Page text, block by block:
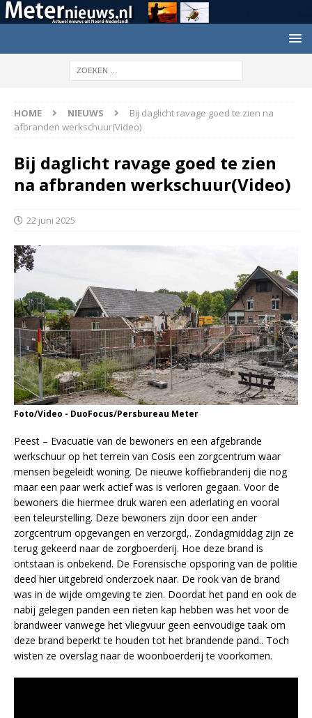
HOME NIEUWS
Bij daglicht ravage goed te zien na
afbranden werkschuur(Video)
Bij daglicht ravage goed te zien
na afbranden werkschuur(Video)
22 juni 2025
Foto/Video - DuoFocus/Persbureau Meter
Peest – Evacuatie van de bewoners en een afgebrande
werkschuur op het terrein van Cosis een zorgcentrum waar
mensen begeleidt woning. De nieuwe koffiebranderij die nog
maar een paar werk actief was is verloren gegaan. Voor de
bewoners die hiermee druk waren een aderlating en vooral
een teleurstelling. Deze bewoners zijn door een ander
zorgcentrum opgevangen en verzorgd,. Zondagmiddag zijn ze
terug gekeerd naar de zorgboerderij. Hoe deze brand is
ontstaan is onbekend. De Forensische opsporing van de politie
deed hier uitgebreid onderzoek naar. De rook van de brand
was in de wijde omgeving te zien. Doordat het pand en ook de
nabij gelegen panden een rieten kap hebben was het voor de
brandweer vanwege het vliegvuur geen eenvoudige taak om
deze brand beperkt te houden tot het brandende pand.. Toch
wisten ze overslag naar de woonboerderij te voorkomen.